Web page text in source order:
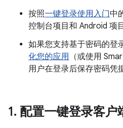
按照一键登录使用入门中
控制台项目和 Android 项目
如果您支持基于密码的登
化您的应用 （或使用
用户在登录后保存密码凭
1. 配置一键登录客户